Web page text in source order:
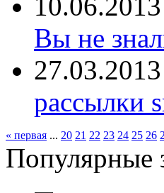
Вы не
27.03.2013
рассылки
« первая ... 20 21 22 23 24 25 26
Популярные